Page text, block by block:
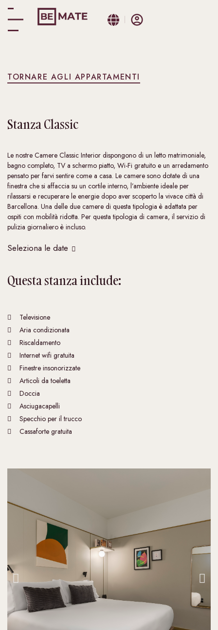
TORNARE AGLI APPARTAMENTI
StanzaClassic
Le nostre Camere Classic Interior dispongono di un letto matrimoniale,
bagno completo, TV a schermo piatto, Wi-Fi gratuito e un arredamento
pensato per farvi sentire come a casa. Le camere sono dotate di una
finestra che si affaccia su un cortile interno, l’ambiente ideale per
rilassarsi e recuperare le energie dopo aver scoperto la vivace città di
Barcellona. Una delle due camere di questa tipologia è adattata per
ospiti con mobilità ridotta. Per questa tipologia di camera, il servizio di
pulizia giornaliero è incluso.
Seleziona le date
Questa stanza include:
Televisione
Aria condizionata
Riscaldamento
Internet wifi gratuita
Finestre insonorizzate
Articoli da toeletta
Doccia
Asciugacapelli
Specchio per il trucco
Cassaforte gratuita